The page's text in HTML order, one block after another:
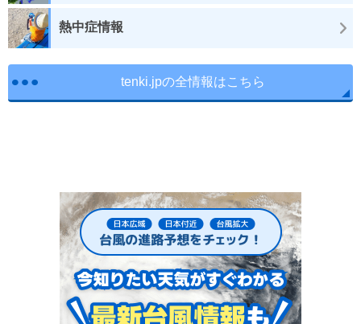
熱中症情報
tenki.jpの全情報はこちら